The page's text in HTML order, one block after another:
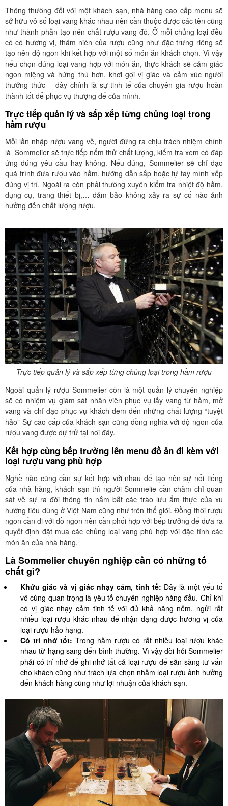
Thông thường đối với một khách sạn, nhà hàng cao cấp menu sẽ
sở hữu vô số loại vang khác nhau nên cần thuộc được các tên cũng
như thành phần tạo nên chất rượu vang đó. Ở mỗi chủng loại đều
có có hương vị, thâm niên của rượu cũng như đặc trưng riêng sẽ
tạo nên độ ngon khi kết hợp với một số món ăn khách chọn. Vì vậy
nếu chọn đúng loại vang hợp với món ăn, thực khách sẽ cảm giác
ngon miệng và hứng thú hơn, khơi gợi vị giác và cảm xúc người
thưởng thức – đây chính là sự tinh tế của chuyên gia rượu hoàn
thành tốt để phục vụ thượng đế của mình.
Trực tiếp quản lý và sắp xếp từng chủng loại trong
hầm rượu
Mỗi lần nhập rượu vang về, người đứng ra chịu trách nhiệm chính
là Sommelier sẽ trực tiếp nếm thử chất lượng, kiểm tra xem có đáp
ứng đúng yêu cầu hay không. Nếu đúng, Sommelier sẽ chỉ đạo
quá trình đưa rượu vào hầm, hướng dẫn sắp hoặc tự tay mình xếp
đúng vị trí. Ngoài ra còn phải thường xuyên kiểm tra nhiệt độ hầm,
dụng cụ, trang thiết bị,… đảm bảo không xảy ra sự cố nào ảnh
hưởng đến chất lượng rượu.
Trực tiếp quản lý và sắp xếp từng chủng loại trong hầm rượu
Ngoài quản lý rượu Sommelier còn là một quản lý chuyên nghiệp
sẽ có nhiệm vụ giám sát nhân viên phục vụ lấy vang từ hầm, mở
vang và chỉ đạo phục vụ khách đem đến những chất lượng “tuyệt
hảo” Sự cao cấp của khách sạn cũng đồng nghĩa với độ ngon của
rượu vang được dự trử tại nơi đây.
Kết hợp cùng bếp trưởng lên menu đồ ăn đi kèm với
loại rượu vang phù hợp
Nghề nào cũng cần sự kết hợp với nhau để tạo nên sự nổi tiếng
của nhà hàng, khách sạn thì người Sommelie cần chăm chỉ quan
sát về sự ra đời thông tin nắm bắt các trào lưu ẩm thực của xu
hướng tiêu dùng ở Việt Nam cũng như trên thế giới. Đồng thời rượu
ngon cần đi với đồ ngon nên cần phối hợp với bếp trưởng để đưa ra
quyết định đặt mua các chủng loại vang phù hợp với đặc tính các
món ăn của nhà hàng.
Là Sommelier chuyên nghiệp cần có những tố
chất gì?
Khứu giác và vị giác nhạy cảm, tinh tế: Đây là một yếu tố
vô cùng quan trọng là yêu tố chuyên nghiệp hàng đầu. Chỉ khi
có vị giác nhạy cảm tinh tế với đủ khả năng nếm, ngửi rất
nhiều loại rượu khác nhau để nhận dạng được hương vị của
loại rượu hảo hạng.
Có trí nhớ tốt: Trong hầm rượu có rất nhiều loại rượu khác
nhau từ hạng sang đến bình thường. Vì vậy đòi hỏi Sommelier
phải có trí nhớ để ghi nhớ tất cả loại rượu để sẵn sàng tư vấn
cho khách cũng như trách lựa chọn nhầm loại rượu ảnh hưởng
đến khách hàng cũng như lợi nhuận của khách sạn.